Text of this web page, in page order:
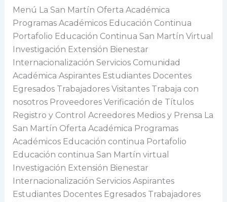
Menú La San Martín Oferta Académica
Programas Académicos Educación Continua
Portafolio Educación Continua San Martín Virtual
Investigación Extensión Bienestar
Internacionalización Servicios Comunidad
Académica Aspirantes Estudiantes Docentes
Egresados Trabajadores Visitantes Trabaja con
nosotros Proveedores Verificación de Títulos
Registro y Control Acreedores Medios y Prensa La
San Martín Oferta Académica Programas
Académicos Educación continua Portafolio
Educación continua San Martín virtual
Investigación Extensión Bienestar
Internacionalización Servicios Aspirantes
Estudiantes Docentes Egresados Trabajadores
Internacionales
y
Comercio
Exterior